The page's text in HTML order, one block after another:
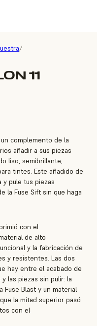
/
11
complemento de la
añadir a sus piezas
liso, semibrillante,
tintes. Este añadido de
y pule tus piezas
la Fuse Sift sin que haga
con el
de alto
y la fabricación de
y resistentes. Las dos
hay entre el acabado de
las piezas sin pulir: la
Fuse Blast y un material
la mitad superior pasó
con el